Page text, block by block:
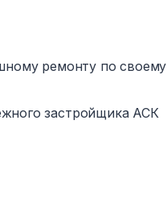
ремонту по своему
застройщика АСК